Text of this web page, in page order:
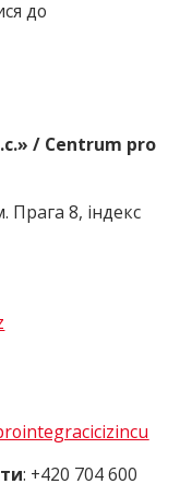
до
/ Centrum pro
Прага 8, індекс
: +420 704 600